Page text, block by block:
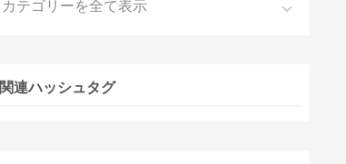
カテゴリーを全て表示
関連ハッシュタグ